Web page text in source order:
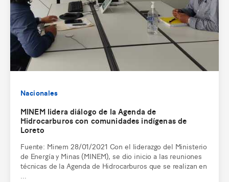
Nacionales
MINEM lidera diálogo de la Agenda de
Hidrocarburos con comunidades indígenas de
Loreto
Fuente: Minem 28/01/2021 Con el liderazgo del Ministerio
de Energía y Minas (MINEM), se dio inicio a las reuniones
técnicas de la Agenda de Hidrocarburos que se realizan en